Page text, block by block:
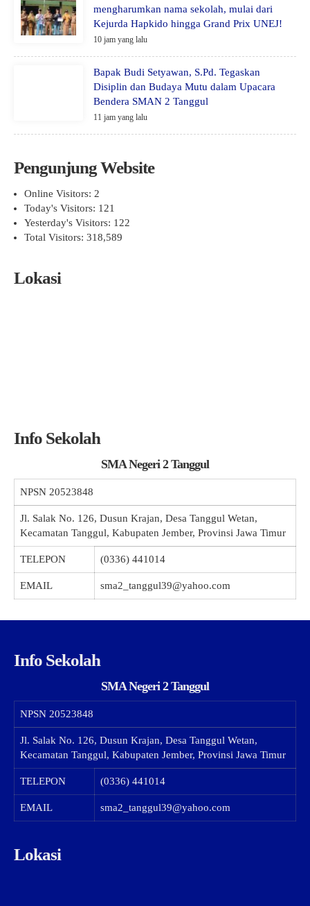
mengharumkan nama sekolah, mulai dari
Kejurda Hapkido hingga Grand Prix UNEJ!
10 jam yang lalu
Bapak Budi Setyawan, S.Pd. Tegaskan
Disiplin dan Budaya Mutu dalam Upacara
Bendera SMAN 2 Tanggul
11 jam yang lalu
Pengunjung Website
Online Visitors: 2
Today's Visitors: 121
Yesterday's Visitors: 122
Total Visitors: 318,589
Lokasi
Info Sekolah
SMA Negeri 2 Tanggul
NPSN 20523848
Jl. Salak No. 126, Dusun Krajan, Desa Tanggul Wetan,
Kecamatan Tanggul, Kabupaten Jember, Provinsi Jawa Timur
TELEPON (0336) 441014
EMAIL sma2_tanggul39@yahoo.com
Info Sekolah
SMA Negeri 2 Tanggul
NPSN 20523848
Jl. Salak No. 126, Dusun Krajan, Desa Tanggul Wetan,
Kecamatan Tanggul, Kabupaten Jember, Provinsi Jawa Timur
TELEPON (0336) 441014
EMAIL sma2_tanggul39@yahoo.com
Lokasi